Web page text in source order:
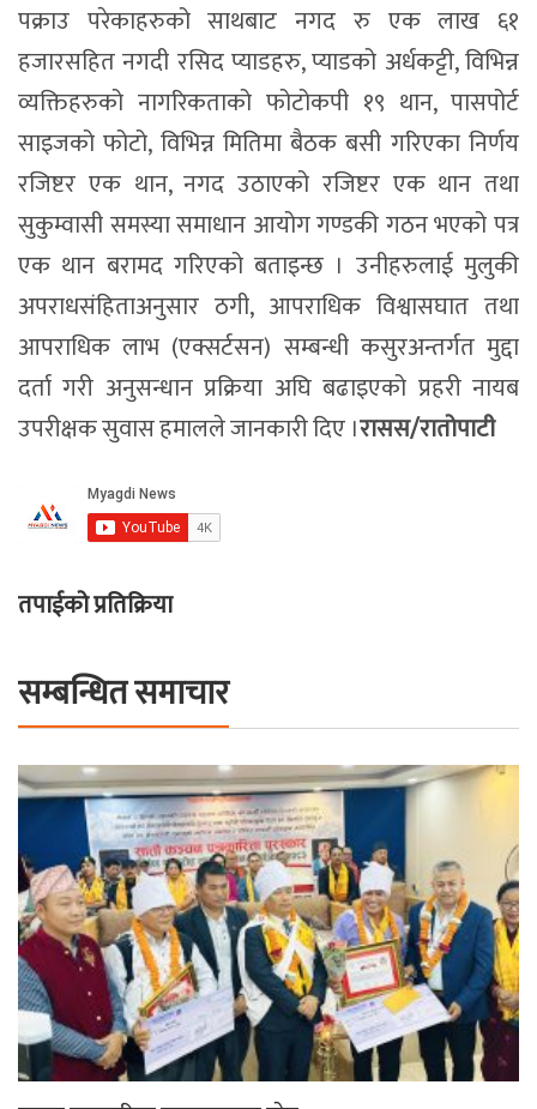
पक्राउ परेकाहरुको साथबाट नगद रु एक लाख ६१
हजारसहित नगदी रसिद प्याडहरु, प्याडको अर्धकट्टी, विभिन्न
व्यक्तिहरुको नागरिकताको फोटोकपी १९ थान, पासपोर्ट
साइजको फोटो, विभिन्न मितिमा बैठक बसी गरिएका निर्णय
रजिष्टर एक थान, नगद उठाएको रजिष्टर एक थान तथा
सुकुम्वासी समस्या समाधान आयोग गण्डकी गठन भएको पत्र
एक थान बरामद गरिएको बताइन्छ । उनीहरुलाई मुलुकी
अपराधसंहिताअनुसार ठगी, आपराधिक विश्वासघात तथा
आपराधिक लाभ (एक्सर्टसन) सम्बन्धी कसुरअन्तर्गत मुद्दा
दर्ता गरी अनुसन्धान प्रक्रिया अघि बढाइएको प्रहरी नायब
उपरीक्षक सुवास हमालले जानकारी दिए ।रासस/रातोपाटी
तपाईको प्रतिक्रिया
सम्बन्धित समाचार